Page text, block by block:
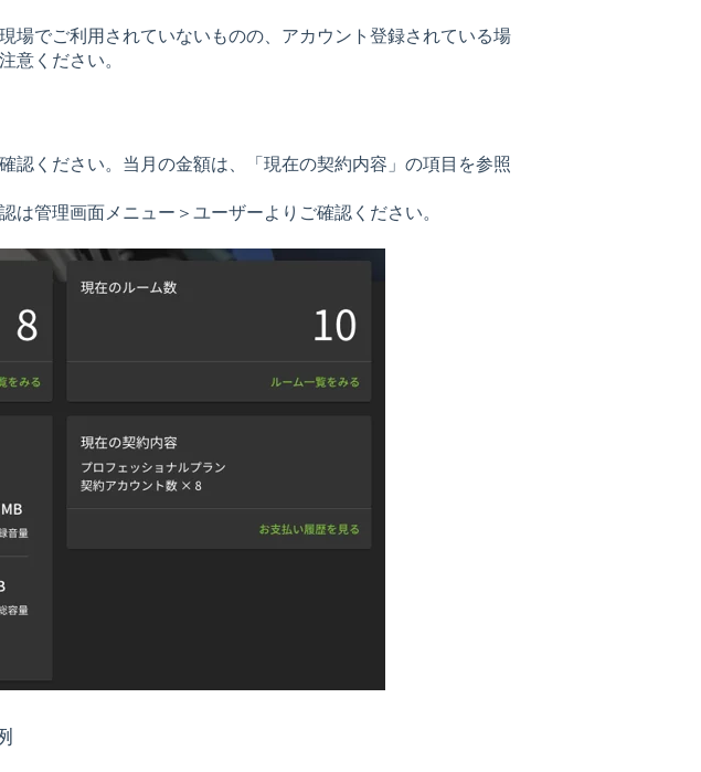
場でご利用されていないものの、アカウント登録されている場
意ください。
認ください。当月の金額は、「現在の契約内容」の項目を参照
は管理画面メニュー＞ユーザーよりご確認ください。